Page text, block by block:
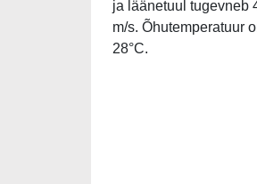
ja läänetuul tugevneb
m/s. Õhutemperatuur
28°C.